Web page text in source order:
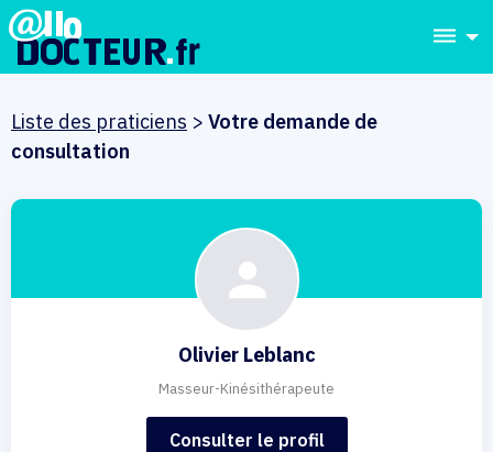
dehaze
Liste des praticiens > Votre demande de
consultation
Olivier Leblanc
Masseur-Kinésithérapeute
Consulter le profil